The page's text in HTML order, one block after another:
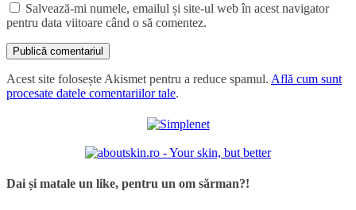
Salvează-mi numele, emailul și site-ul web în acest navigator
pentru data viitoare când o să comentez.
Acest site folosește Akismet pentru a reduce spamul. Află cum sunt
procesate datele comentariilor tale.
Dai și matale un like, pentru un om sărman?!